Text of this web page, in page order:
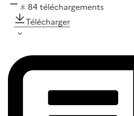
84 téléchargements
Télécharger